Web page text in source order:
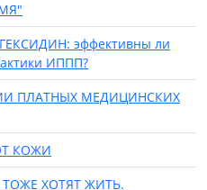
эффективны ли
ИППП?
ПЛАТНЫХ МЕДИЦИНСКИХ
КОЖИ
ХОТЯТ ЖИТЬ.